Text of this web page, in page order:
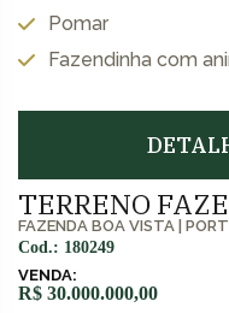
Pomar
Fazendinha com
TERRENO
FAZENDA BOA VISTA
Cod.: 180249
VENDA:
R$ 30.000.000,00